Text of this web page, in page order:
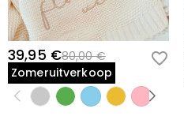
39,95 €80,00 €
Zomeruitverkoop